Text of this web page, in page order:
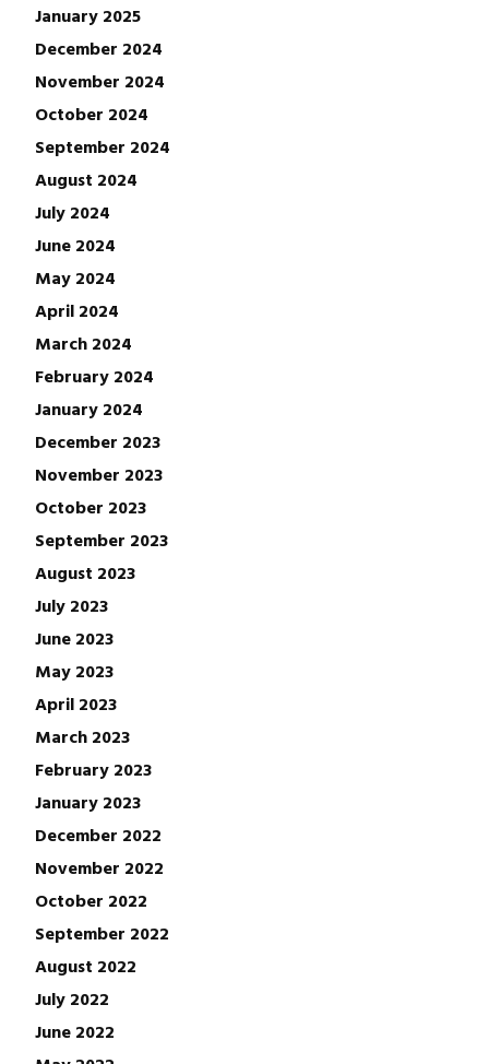
January 2025
December 2024
November 2024
October 2024
September 2024
August 2024
July 2024
June 2024
May 2024
April 2024
March 2024
February 2024
January 2024
December 2023
November 2023
October 2023
September 2023
August 2023
July 2023
June 2023
May 2023
April 2023
March 2023
February 2023
January 2023
December 2022
November 2022
October 2022
September 2022
August 2022
July 2022
June 2022